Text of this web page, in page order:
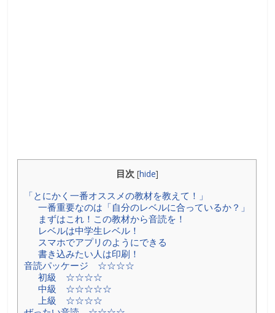
目次 [hide]
「とにかく一番オススメの教材を教えて！」
一番重要なのは「自分のレベルに合っているか？」
まずはこれ！この教材から音読を！
レベルは中学生レベル！
スマホでアプリのようにできる
書き込みたい人は印刷！
音読パッケージ ☆☆☆☆
初級 ☆☆☆☆
中級 ☆☆☆☆☆
上級 ☆☆☆☆